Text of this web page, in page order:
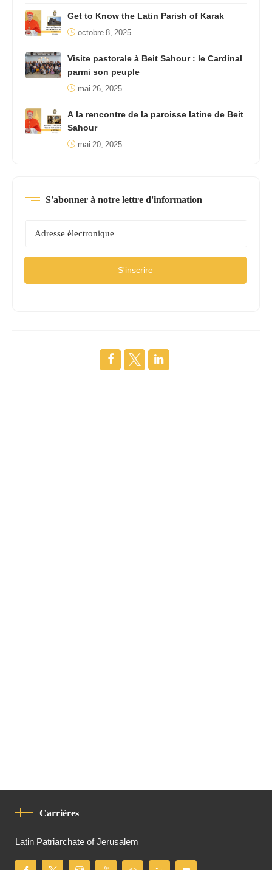
Get to Know the Latin Parish of Karak
octobre 8, 2025
Visite pastorale à Beit Sahour : le Cardinal
parmi son peuple
mai 26, 2025
A la rencontre de la paroisse latine de Beit
Sahour
mai 20, 2025
S'abonner à notre lettre d'information
S'inscrire
Carrières
Latin Patriarchate of Jerusalem